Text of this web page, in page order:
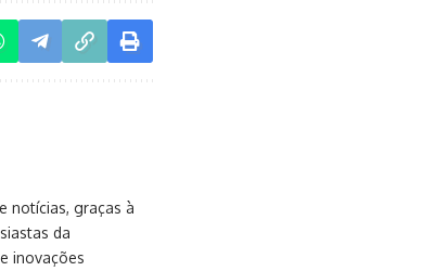
notícias, graças à
da
inovações